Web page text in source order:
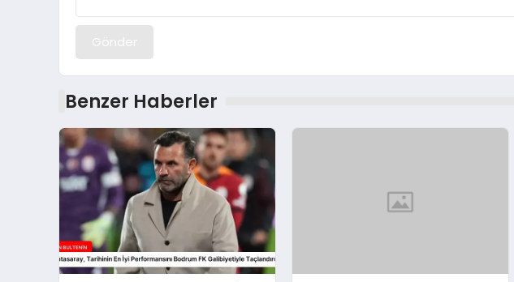
Gönder
Benzer Haberler